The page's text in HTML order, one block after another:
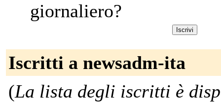
giornaliero?
Iscritti a newsadm-ita
(La lista degli iscritti è